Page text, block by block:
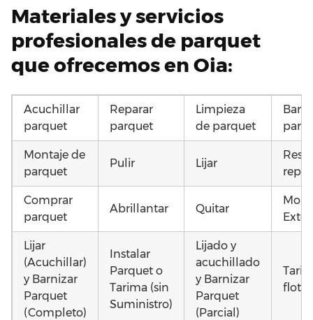
Materiales y servicios
profesionales de parquet
que ofrecemos en Oia:
Acuchillar
parquet
Reparar
parquet
Limpieza
de parquet
Montaje de
parquet
Pulir Lijar
Comprar
parquet
Abrillantar Quitar
Lijar
(Acuchillar)
y Barnizar
Parquet
(Completo)
Instalar
Parquet o
Tarima (sin
Suministro)
Lijado y
acuchillado
y Barnizar
Parquet
(Parcial)